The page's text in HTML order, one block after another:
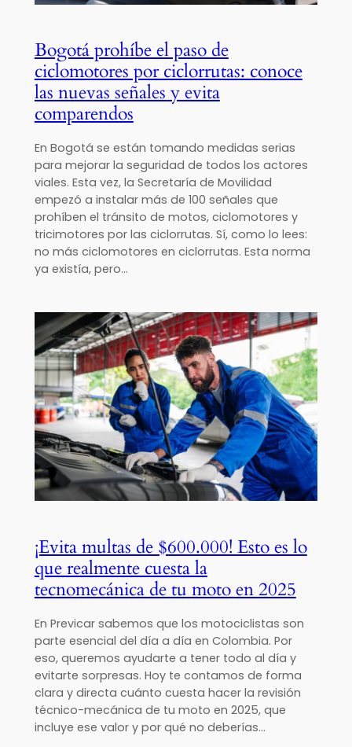
Bogotá prohíbe el paso de
ciclomotores por ciclorrutas: conoce
las nuevas señales y evita
comparendos
En Bogotá se están tomando medidas serias
para mejorar la seguridad de todos los actores
viales. Esta vez, la Secretaría de Movilidad
empezó a instalar más de 100 señales que
prohíben el tránsito de motos, ciclomotores y
tricimotores por las ciclorrutas. Sí, como lo lees:
no más ciclomotores en ciclorrutas. Esta norma
ya existía, pero…
¡Evita multas de $600.000! Esto es lo
que realmente cuesta la
tecnomecánica de tu moto en 2025
En Previcar sabemos que los motociclistas son
parte esencial del día a día en Colombia. Por
eso, queremos ayudarte a tener todo al día y
evitarte sorpresas. Hoy te contamos de forma
clara y directa cuánto cuesta hacer la revisión
técnico-mecánica de tu moto en 2025, que
incluye ese valor y por qué no deberías…